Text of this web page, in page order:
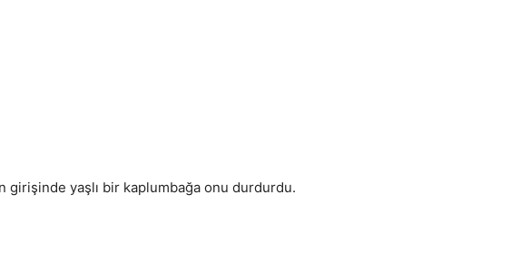
girişinde yaşlı bir kaplumbağa onu durdurdu.